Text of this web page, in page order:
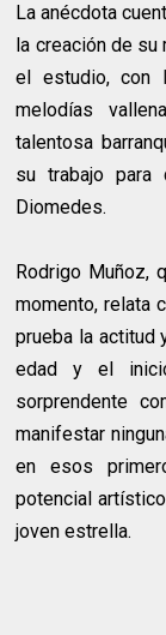
La anécdota
la creación de
el estudio, con
melodías
talentosa
su trabajo para
Diomedes.
Rodrigo Muñoz,
momento, relata
prueba la actitud
edad y el
sorprendente
manifestar
en esos
potencial
joven estrella.